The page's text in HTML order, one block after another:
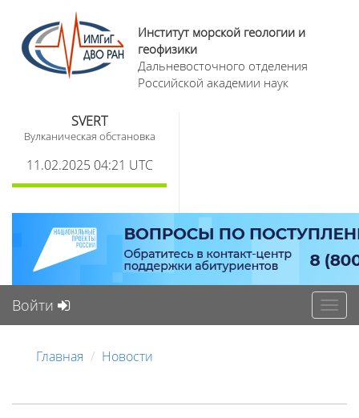
Институт морской геологии и
геофизики
Дальневосточного отделения
Российской академии наук
SVERT
Вулканическая обстановка
11.02.2025 04:21 UTC
Войти
Главная Новости